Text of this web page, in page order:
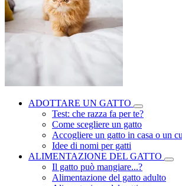
ADOTTARE UN GATTO
Test: che razza fa per te?
Come scegliere un gatto
Accogliere un gatto in casa o un
Idee di nomi per gatti
ALIMENTAZIONE DEL GATTO
Il gatto può mangiare...?
Alimentazione del gatto adulto